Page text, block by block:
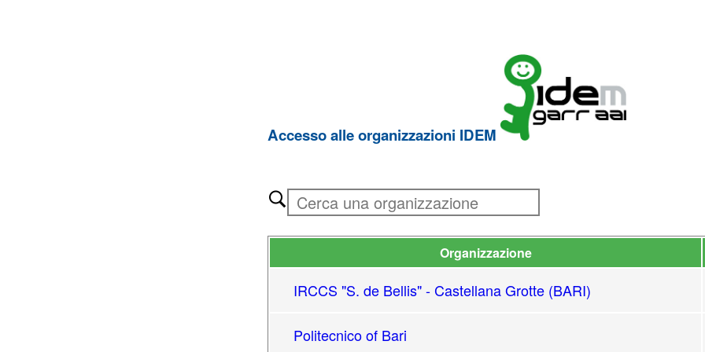
Accesso alle organizzazioni IDEM
Organizzazione
IRCCS "S. de Bellis" - Castellana Grotte (BARI)
Politecnico of Bari